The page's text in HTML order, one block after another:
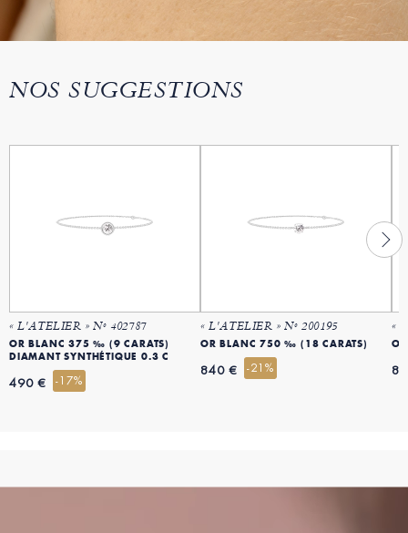
NOS SUGGESTIONS
« L'ATELIER » Nº 402787
OR BLANC 375 ‰ (9 CARATS)
DIAMANT SYNTHÉTIQUE 0.3 C
490 € -17%
« L'ATELIER » Nº 200195
OR BLANC 750 ‰ (18 CARATS)
840 € -21%
«